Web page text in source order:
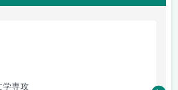
学専攻